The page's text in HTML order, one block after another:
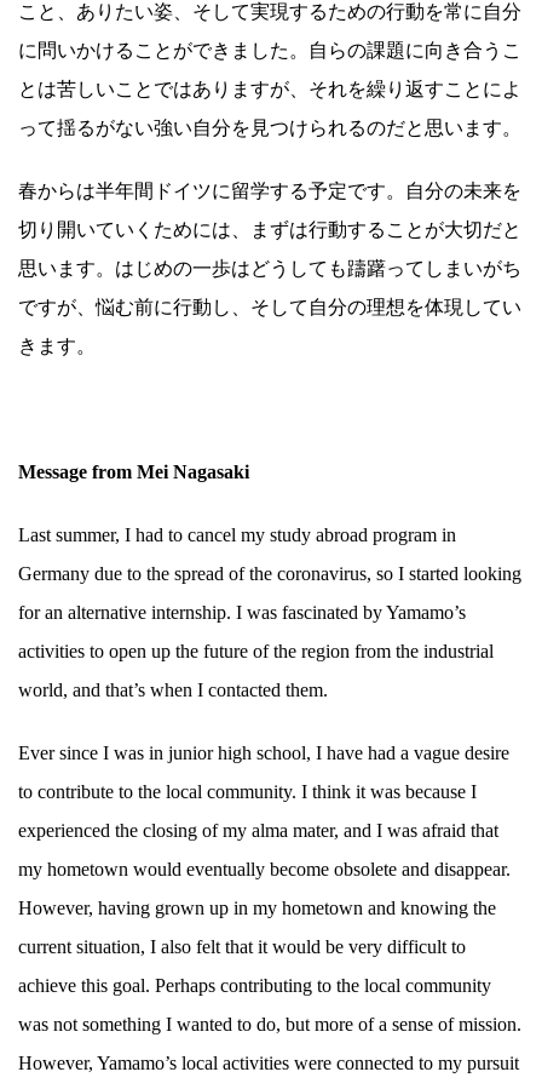
こと、ありたい姿、そして実現するための行動を常に自分
に問いかけることができました。自らの課題に向き合うこ
とは苦しいことではありますが、それを繰り返すことによ
って揺るがない強い自分を見つけられるのだと思います。
春からは半年間ドイツに留学する予定です。自分の未来を
切り開いていくためには、まずは行動することが大切だと
思います。はじめの一歩はどうしても躊躇ってしまいがち
ですが、悩む前に行動し、そして自分の理想を体現してい
きます。
Message from Mei Nagasaki
Last summer, I had to cancel my study abroad program in
Germany due to the spread of the coronavirus, so I started looking
for an alternative internship. I was fascinated by Yamamo’s
activities to open up the future of the region from the industrial
world, and that’s when I contacted them.
Ever since I was in junior high school, I have had a vague desire
to contribute to the local community. I think it was because I
experienced the closing of my alma mater, and I was afraid that
my hometown would eventually become obsolete and disappear.
However, having grown up in my hometown and knowing the
current situation, I also felt that it would be very difficult to
achieve this goal. Perhaps contributing to the local community
was not something I wanted to do, but more of a sense of mission.
However, Yamamo’s local activities were connected to my pursuit